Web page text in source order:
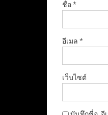
ชื่อ*
อีเมล *
เว็บไซต์